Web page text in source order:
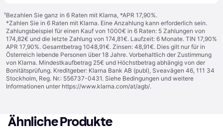
¹Bezahlen Sie ganz in 6 Raten mit Klarna, *APR 17,90%.
*Zahlen Sie in 6 Raten mit Klarna. Eine Anzahlung kann erforderlich sein.
Zahlungsbeispiel für einen Kauf von 1000€ in 6 Raten: 5 Zahlungen von
174,82€ und die letzte Zahlung von 174,81€. Laufzeit: 6 Monate. TIN 17,90%
APR 17,90%. Gesamtbetrag 1048,91€. Zinsen: 48,91€. Dies gilt nur für in
Österreich lebende Personen über 18 Jahre. Vorbehaltlich der Zustimmung
von Klarna. Mindestkaufbetrag 25€ und Höchstbetrag abhängig von der
Bonitätsprüfung. Kreditgeber: Klarna Bank AB (publ), Sveavägen 46, 111 34
Stockholm, Reg. Nr.: 556737-0431. Siehe Bedingungen und weitere
Informationen unter https://www.klarna.com/at/agb/.
Ähnliche Produkte